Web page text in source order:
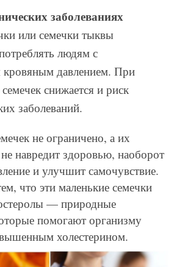
заболеваниях
или семечки тыквы
людям с
кровяным давлением. При
снижается и риск
заболеваний.
не ограничено, а их
навредит здоровью, наоборот
и улучшит самочувствие.
что эти маленькие семечки
— природные
помогают организму
холестерином.